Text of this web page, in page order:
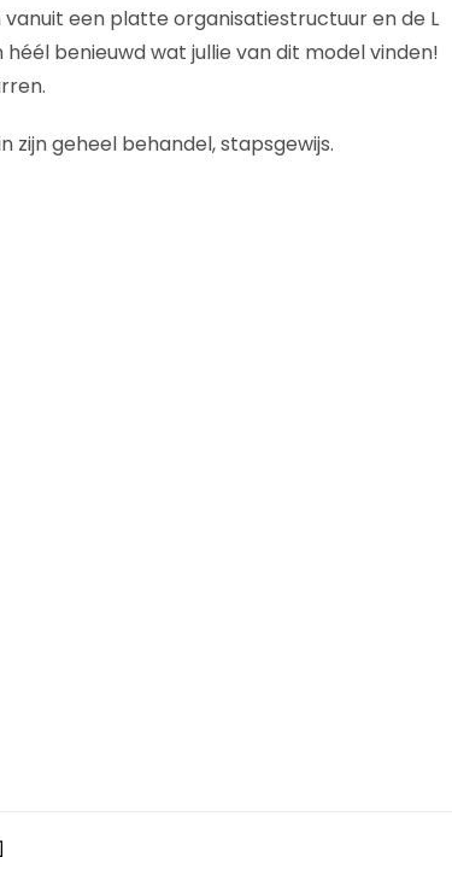
een platte organisatiestructuur en de L
benieuwd wat jullie van dit model vinden!
geheel behandel, stapsgewijs.